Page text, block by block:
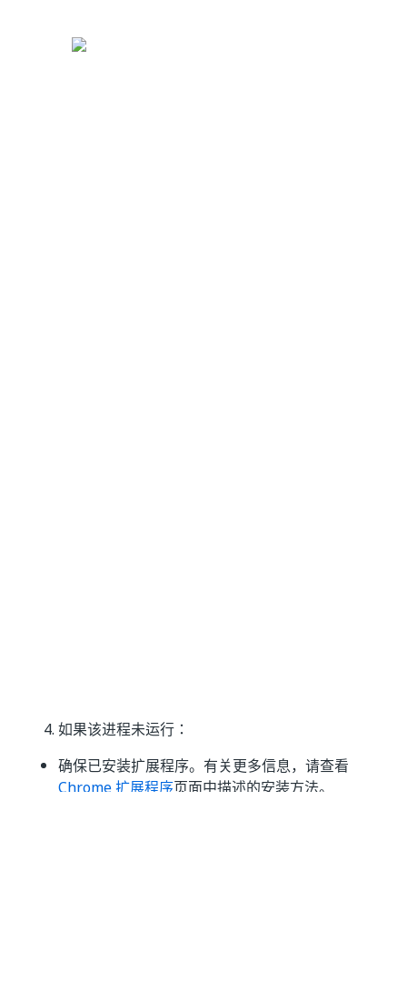
如果该进程未运行：
确保已安装扩展程序。有关更多信息，请查看
Chrome 扩展程序页面中描述的安装方法。